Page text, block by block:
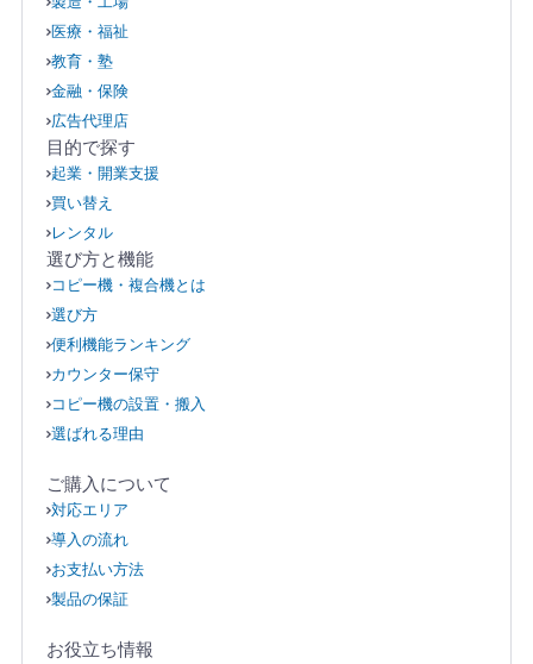
医療・福祉
教育・塾
金融・保険
広告代理店
目的で探す
起業・開業支援
買い替え
レンタル
選び方と機能
コピー機・複合機とは
選び方
便利機能ランキング
カウンター保守
コピー機の設置・搬入
選ばれる理由
ご購入について
対応エリア
導入の流れ
お支払い方法
製品の保証
お役立ち情報